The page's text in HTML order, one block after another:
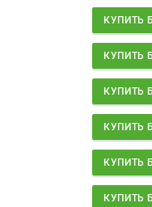
КУПИТЬ
КУПИТЬ
КУПИТЬ
КУПИТЬ
КУПИТЬ
КУПИТЬ